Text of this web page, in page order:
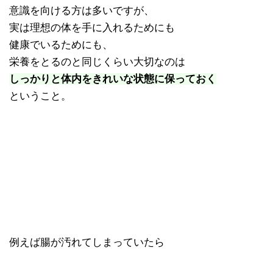
意識を向ける方は多いですが、
実は理想の体を手に入れるためにも
健康でいるためにも、
栄養をとるのと同じくらい大切なのは
しっかりと体内をきれいな状態に保っておく
ということ。
例えば腸が汚れてしまっていたら